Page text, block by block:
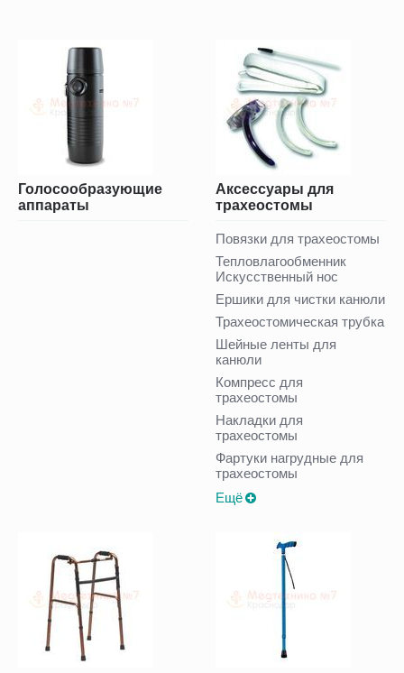
Голосообразующие
аппараты
Аксессуары для
трахеостомы
Повязки для трахеостомы
Тепловлагообменник
Искусственный нос
Ершики для чистки канюли
Трахеостомическая трубка
Шейные ленты для
канюли
Компресс для
трахеостомы
Накладки для
трахеостомы
Фартуки нагрудные для
трахеостомы
Ещё